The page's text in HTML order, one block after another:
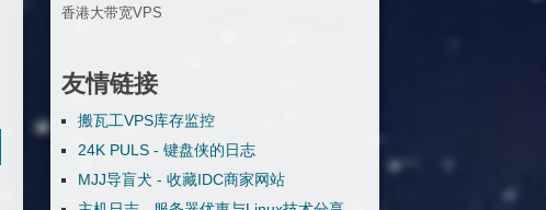
香港大带宽VPS
友情链接
搬瓦工VPS库存监控
24K PULS - 键盘侠的日志
MJJ导盲犬 - 收藏IDC商家网站